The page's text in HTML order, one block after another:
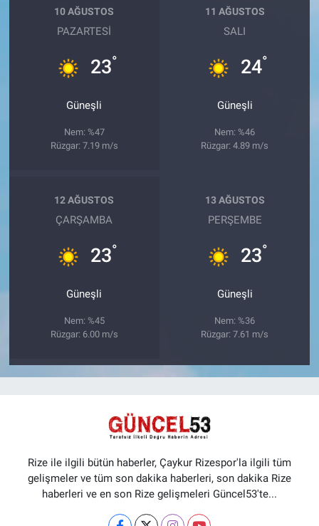
10 AĞUSTOS
PAZARTESI
23°
Güneşli
Nem: %47
Rüzgar: 7.19 m/s
11 AĞUSTOS
SALI
24°
Güneşli
Nem: %46
Rüzgar: 4.89 m/s
12 AĞUSTOS
ÇARŞAMBA
23°
Güneşli
Nem: %45
Rüzgar: 6.00 m/s
13 AĞUSTOS
PERŞEMBE
23°
Güneşli
Nem: %36
Rüzgar: 7.61 m/s
Rize ile ilgili bütün haberler, Çaykur Rizespor'la ilgili tüm
gelişmeler ve tüm son dakika haberleri, son dakika Rize
haberleri ve en son Rize gelişmeleri Güncel53'te...